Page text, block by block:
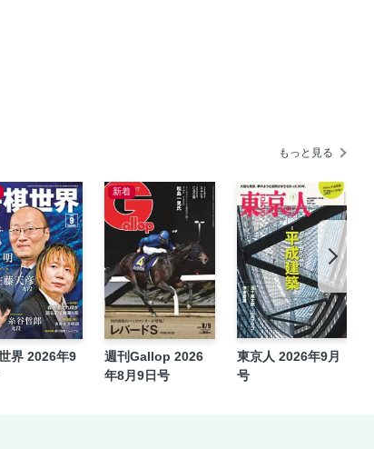
もっと見る
界 2026年9
新着
週刊Gallop 2026
年8月9日号
東京人 2026年9月
号